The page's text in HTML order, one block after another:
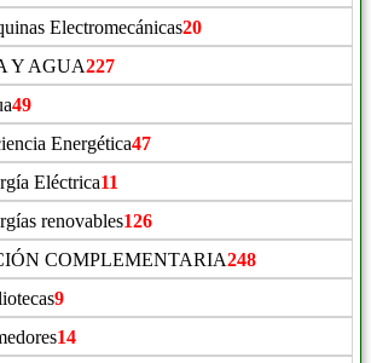
Electromecánicas20
Y AGUA227
49
Energética47
Eléctrica11
renovables126
COMPLEMENTARIA248
9
14